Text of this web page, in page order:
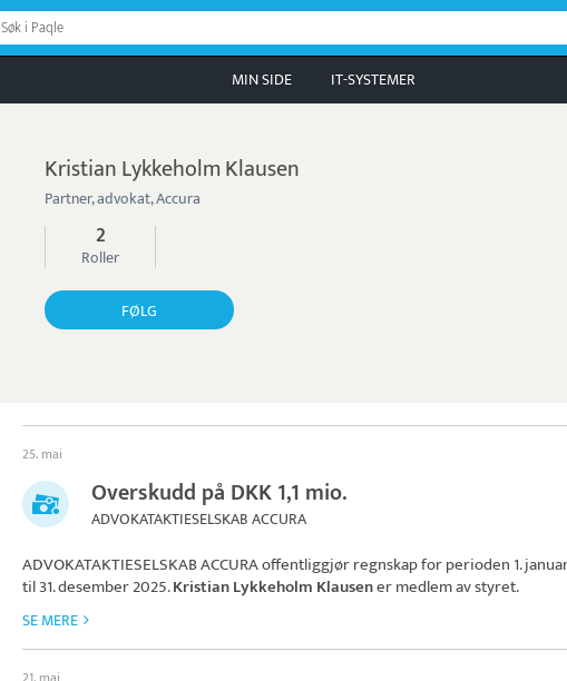
Søk i Paqle
MIN SIDE IT-SYSTEMER
Kristian Lykkeholm Klausen
Partner, advokat, Accura
2
Roller
FØLG
25. mai
Overskudd på DKK 1,1 mio.
ADVOKATAKTIESELSKAB ACCURA
ADVOKATAKTIESELSKAB ACCURAoffentliggjør regnskap for perioden 1.
til 31. desember 2025.Kristian Lykkeholm Klausener medlem av styret.
SE MERE